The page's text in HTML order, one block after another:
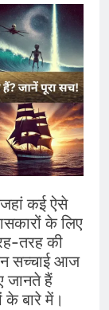
कई ऐसे
के लिए
तरह की
सच्चाई आज
जानते हैं
बारे में।